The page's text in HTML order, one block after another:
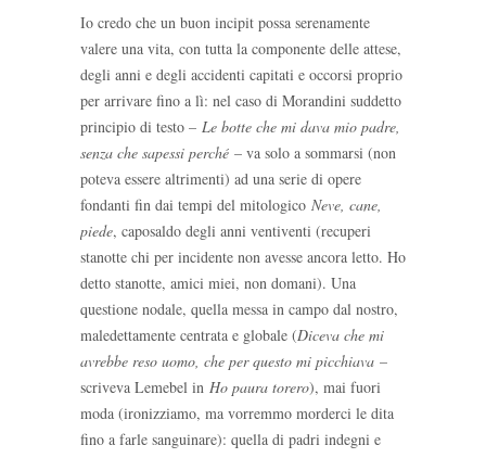
Io credo che un buon incipit possa serenamente
valere una vita, con tutta la componente delle attese,
degli anni e degli accidenti capitati e occorsi proprio
per arrivare fino a lì: nel caso di Morandini suddetto
principio di testo – Le botte che mi dava mio padre,
senza che sapessi perché – va solo a sommarsi (non
poteva essere altrimenti) ad una serie di opere
fondanti fin dai tempi del mitologico Neve, cane,
piede, caposaldo degli anni ventiventi (recuperi
stanotte chi per incidente non avesse ancora letto. Ho
detto stanotte, amici miei, non domani). Una
questione nodale, quella messa in campo dal nostro,
maledettamente centrata e globale (Diceva che mi
avrebbe reso uomo, che per questo mi picchiava –
scriveva Lemebel in Ho paura torero), mai fuori
moda (ironizziamo, ma vorremmo morderci le dita
fino a farle sanguinare): quella di padri indegni e